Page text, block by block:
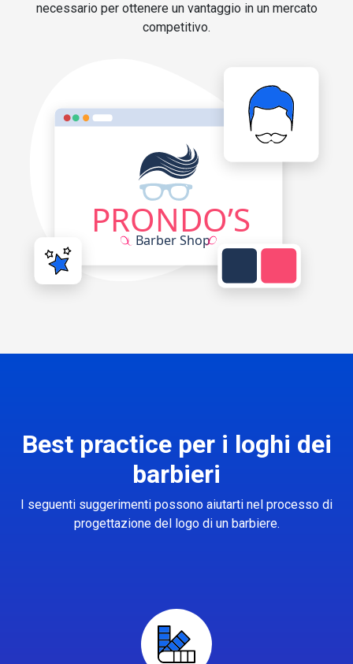
necessario per ottenere un vantaggio in un mercato
competitivo.
Best practice per i loghi dei
barbieri
I seguenti suggerimenti possono aiutarti nel processo di
progettazione del logo di un barbiere.